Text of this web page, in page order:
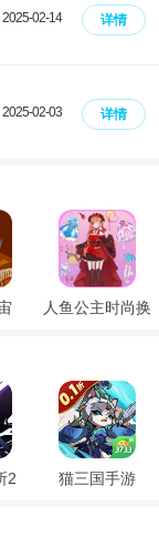
2025-02-14 详情
2025-02-03 详情
人鱼公主时尚换
2 猫三国手游